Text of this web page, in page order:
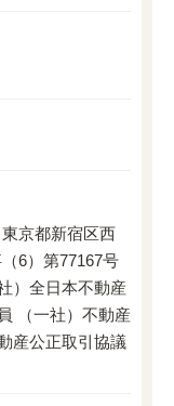
京都新宿区西
6）第77167号
）全日本不動産
（一社）不動産
産公正取引協議